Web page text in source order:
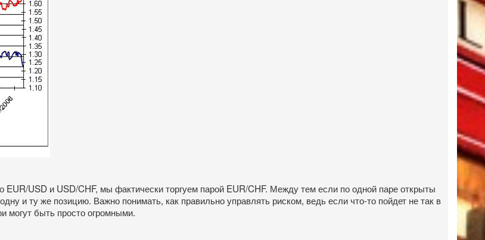
USD и USD/CHF, мы фактически торгуем парой EUR/CHF. Между тем если по одной паре открыты
и ту же позицию. Важно понимать, как правильно управлять риском, ведь если что-то пойдет не так в
могут быть просто огромными.